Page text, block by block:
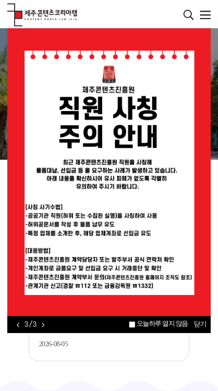
본
문
기
3 / 3 오늘하루 열지 않음 닫기
JEJU CONTENT
KOREA LAB
JEMI란?
공지사항
공지
한 게임 개발 입문기 교육생 모집..
2026-08-06
[제주평생교육장학진흥원] 2026년 가족과
함께하는 메이커 교육 <아두이노를 활..
2026-08-05